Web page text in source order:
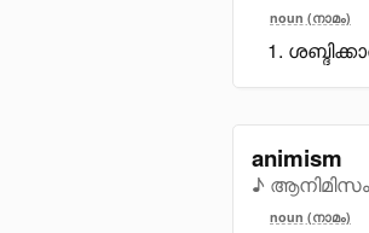
noun (നാമം)
animism
♪ ആനിമിസം
noun (നാമം)